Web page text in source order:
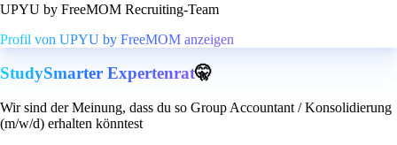
UPYU by FreeMOM Recruiting-Team
Profil von UPYU by FreeMOM anzeigen
StudySmarter Expertenrat🤫
Wir sind der Meinung, dass du so Group Accountant / Konsolidierung
(m/w/d) erhalten könntest